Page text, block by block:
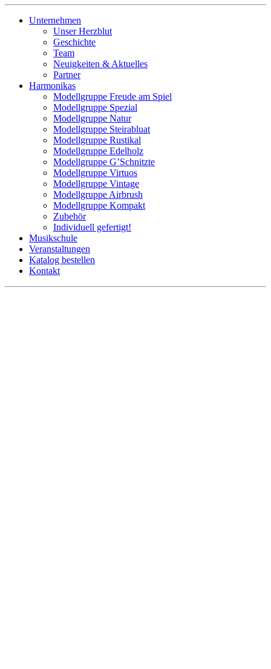
Unternehmen
Unser Herzblut
Geschichte
Team
Neuigkeiten & Aktuelles
Partner
Harmonikas
Modellgruppe Freude am Spiel
Modellgruppe Spezial
Modellgruppe Natur
Modellgruppe Steirabluat
Modellgruppe Rustikal
Modellgruppe Edelholz
Modellgruppe G’Schnitzte
Modellgruppe Virtuos
Modellgruppe Vintage
Modellgruppe Airbrush
Modellgruppe Kompakt
Zubehör
Individuell gefertigt!
Musikschule
Veranstaltungen
Katalog bestellen
Kontakt